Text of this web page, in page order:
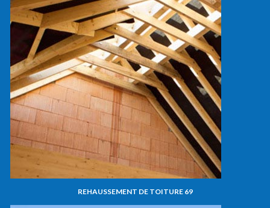
REHAUSSEMENT DE TOITURE 69